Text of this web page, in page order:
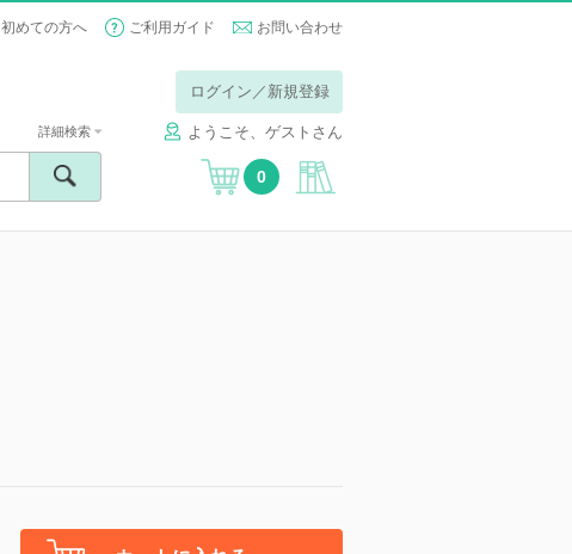
初めての方へ ご利用ガイド お問い合わせ
ログイン／新規登録
ようこそ、ゲストさん
詳細検索
0